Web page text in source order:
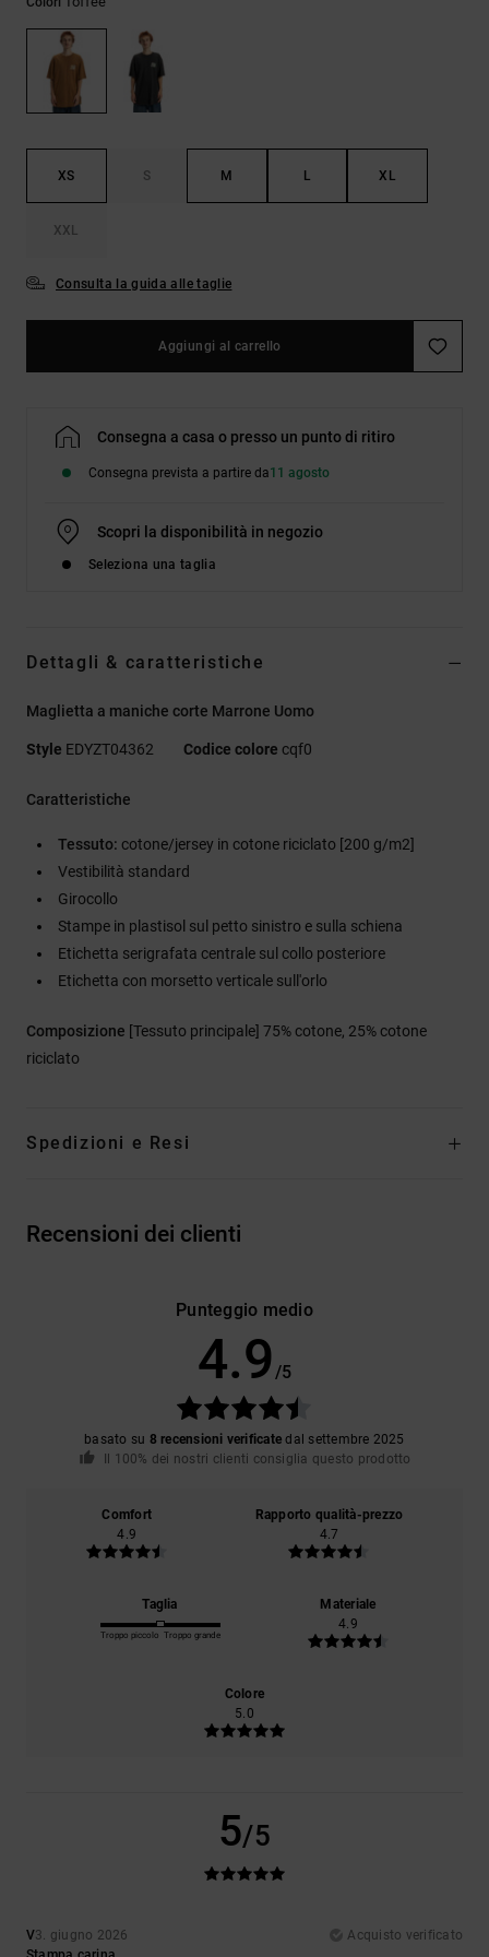
alle
domande
più
frequenti e
accedi al
modulo di
XS S M L XL
XXL
Consulta la guida alle taglie
Aggiungi al carrello
Consegna a casa o presso un punto di ritiro
Consegna prevista a partire da11 agosto
Scopri la disponibilità in negozio
Seleziona una taglia
Dettagli & caratteristiche
Maglietta a maniche corte Marrone Uomo
Style EDYZT04362 Codice colore cqf0
Caratteristiche
Tessuto: cotone/jersey in cotone riciclato [200 g/m2]
Vestibilità standard
Girocollo
Stampe in plastisol sul petto sinistro e sulla schiena
Etichetta serigrafata centrale sul collo posteriore
Etichetta con morsetto verticale sull'orlo
Composizione [Tessuto principale] 75% cotone, 25% cotone
riciclato
Spedizioni e Resi
Recensioni dei clienti
Punteggio medio
4.9 /5
basato su 8 recensioni verificate dal settembre 2025
Il 100% dei nostri clienti consiglia questo prodotto
Comfort
4.9
Rapporto qualità-prezzo
4.7
Taglia
Troppo piccolo Troppo grande
Materiale
4.9
Colore
5.0
5/5
V3. giugno 2026
Acquisto verificato